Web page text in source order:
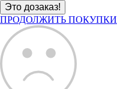
ПРОДОЛЖИТЬ ПОКУПКИ